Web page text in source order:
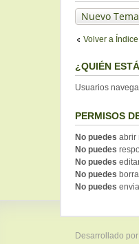
Nuevo Tema
Volver a
¿QUIÉN
Usuarios
PERMISOS
No puedes abrir
No puedes
No puedes
No puedes
No puedes
Desarrollado por